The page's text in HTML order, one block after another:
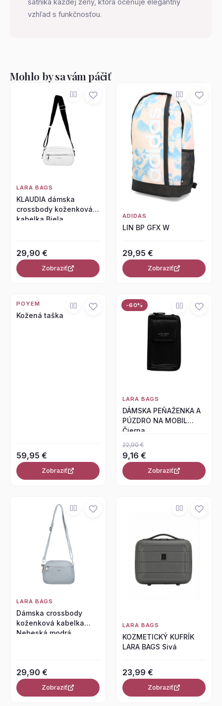
vzhľad s funkčnosťou.
Mohlo by sa vám páčiť
LARA BAGS
KLAUDIA dámska
crossbody koženková
kabelka Biela
29,90 €
Zobraziť
ADIDAS
LIN BP GFX W
29,95 €
Zobraziť
POYEM
Kožená taška
59,95 €
Zobraziť
-60%
LARA BAGS
DÁMSKA PEŇAŽENKA A
PÚZDRO NA MOBIL
Čierna
22,90 €
9,16 €
Zobraziť
LARA BAGS
Dámska crossbody
koženková kabelka
Nebeská modrá
29,90 €
Zobraziť
LARA BAGS
KOZMETICKÝ KUFRÍK
LARA BAGS Sivá
23,99 €
Zobraziť